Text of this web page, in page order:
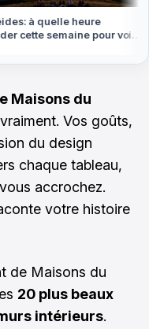
à quelle heure
cette semaine pour voir
Maisons du
Vos goûts,
du design
chaque tableau,
accrochez.
votre histoire
de Maisons du
20 plus beaux
intérieurs.